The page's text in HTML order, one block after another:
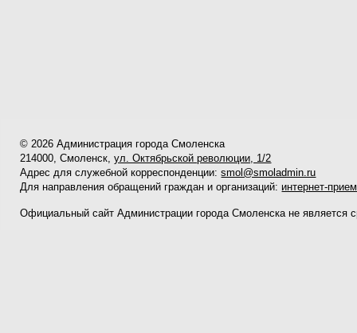
© 2026 Администрация города Смоленска
214000, Смоленск,ул. Октябрьской революции, 1/2
Адрес для служебной корреспонденции:smol@smoladmin.ru
Для направления обращений граждан и организаций: интернет-
Официальный сайт Администрации города Смоленска не является